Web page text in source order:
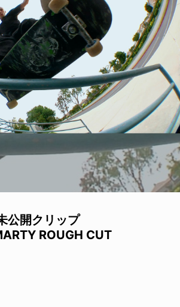
公開クリップ
ROUGH CUT